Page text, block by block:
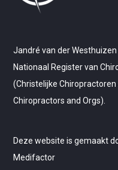
Jandré van der
Nationaal Register van
(Christelijke Chiropractoren
Chiropractors and Orgs).
Deze website is gemaakt
Medifactor